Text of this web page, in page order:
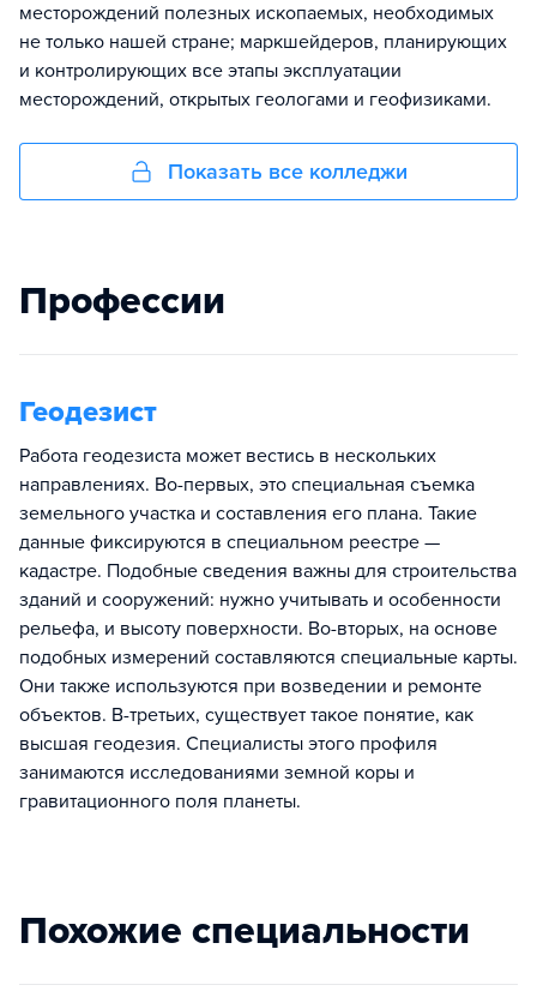
месторождений полезных ископаемых, необходимых
не только нашей стране; маркшейдеров, планирующих
и контролирующих все этапы эксплуатации
месторождений, открытых геологами и геофизиками.
Показать все колледжи
Профессии
Геодезист
Работа геодезиста может вестись в нескольких
направлениях. Во-первых, это специальная съемка
земельного участка и составления его плана. Такие
данные фиксируются в специальном реестре —
кадастре. Подобные сведения важны для строительства
зданий и сооружений: нужно учитывать и особенности
рельефа, и высоту поверхности. Во-вторых, на основе
подобных измерений составляются специальные карты.
Они также используются при возведении и ремонте
объектов. В-третьих, существует такое понятие, как
высшая геодезия. Специалисты этого профиля
занимаются исследованиями земной коры и
гравитационного поля планеты.
Похожие специальности